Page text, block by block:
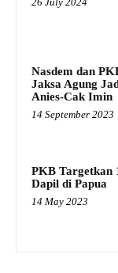
Nasdem dan
Jaksa Agung
Anies-Cak Imin
14 September 2023
PKB Targetkan
Dapil di Papua
14 May 2023